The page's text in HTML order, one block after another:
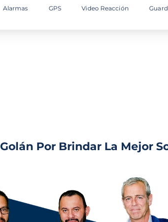
Alarmas GPS Video Reacción
Por Brindar La Mejor